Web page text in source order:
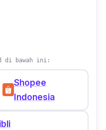
di bawah ini:
Shopee
Indonesia